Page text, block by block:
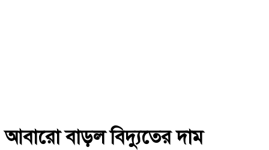
আবারো বাড়ল বিদ্যুতের দাম